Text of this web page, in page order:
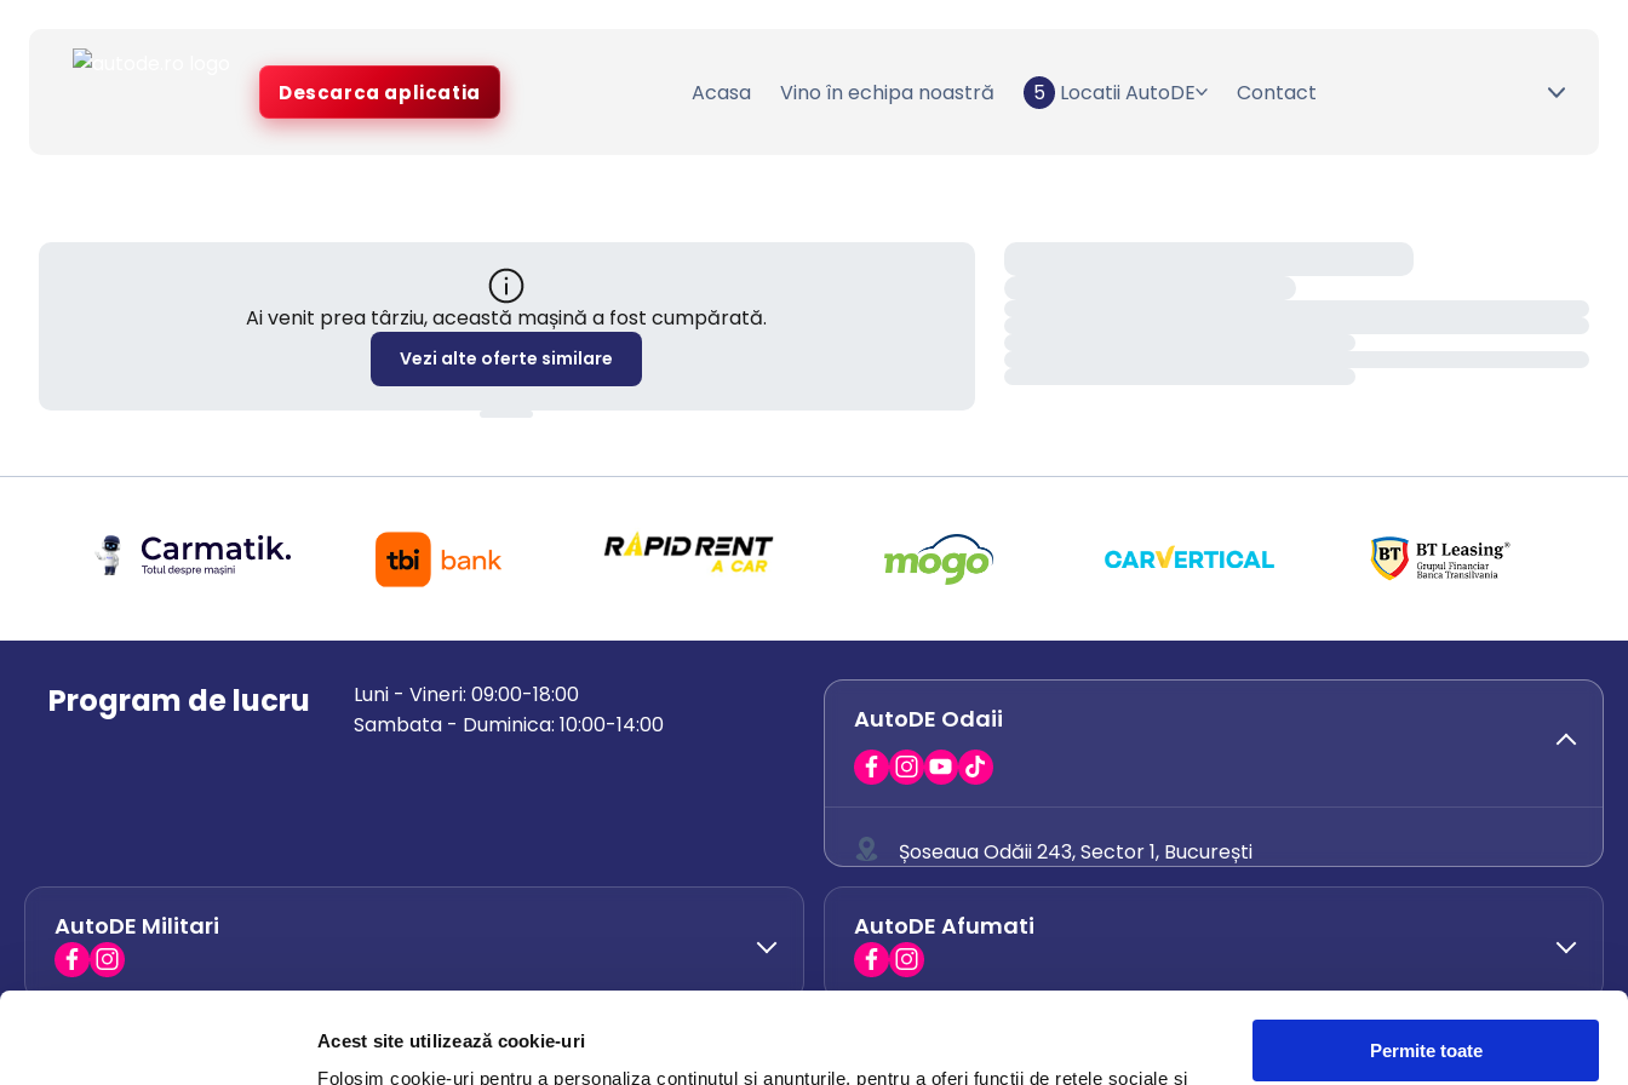
Acest site utilizează cookie-uri
Folosim cookie-uri pentru a personaliza conținutul și anunțurile, pentru a oferi funcții de rețele sociale și
Permite toate
Descarca aplicatia Acasa Vino în echipa noastră 5 Locatii AutoDE Contact
Ai venit prea târziu, această mașină a fost cumpărată.
Vezi alte oferte similare
Program de lucru
Luni - Vineri: 09:00-18:00
Sambata - Duminica: 10:00-14:00
AutoDE Odaii
Șoseaua Odăii 243, Sector 1, București
0742 444 194
office.odaii@autode.ro
AutoDE Militari AutoDE Afumati